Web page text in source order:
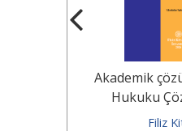
Akademik
Hukuku
Filiz